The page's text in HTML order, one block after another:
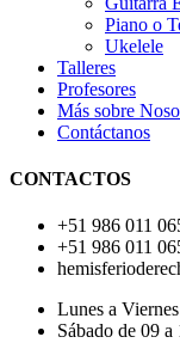
Piano o
Ukelele
Talleres
Profesores
Más sobre
Contáctanos
CONTACTOS
+51 986 011
+51 986 011
Lunes a
Sábado de 09 a